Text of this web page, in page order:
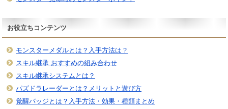
お役立ちコンテンツ
モンスターメダルとは？入手方法は？
スキル継承 おすすめの組み合わせ
スキル継承システムとは？
パズドラレーダーとは？メリットと遊び方
覚醒バッジとは？入手方法・効果・種類まとめ